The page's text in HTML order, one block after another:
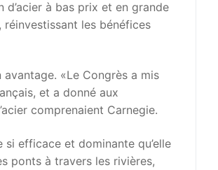
à bas prix et en grande
les bénéfices
«Le Congrès a mis
et a donné aux
comprenaient Carnegie.
efficace et dominante qu’elle
ponts à travers les rivières,